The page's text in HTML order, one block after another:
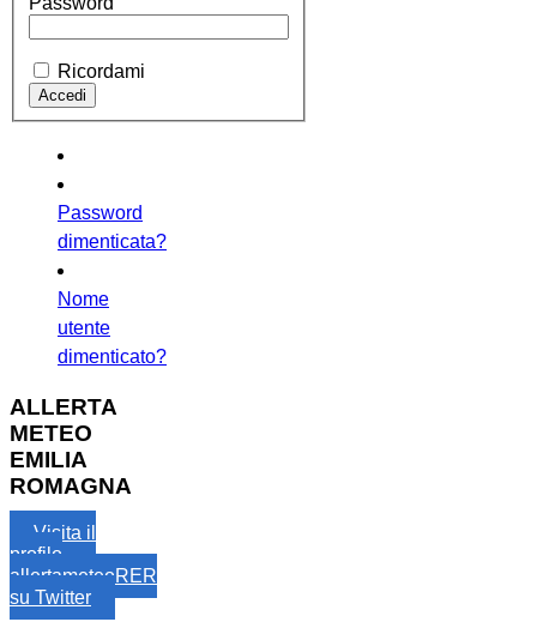
Ricordami
Password
dimenticata?
Nome
utente
dimenticato?
ALLERTA
METEO
EMILIA
ROMAGNA
Visita il
profilo
allertameteoRER
su Twitter